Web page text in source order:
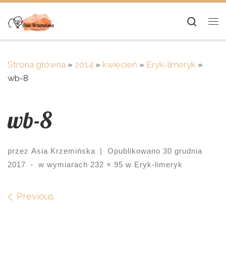
Skip to content
Strona główna » 2014 » kwiecień » Eryk-limeryk »
wb-8
wb-8
przez Asia Krzemińska | Opublikowano 30 grudnia
2017
- w wymiarach 232 × 95 w Eryk-limeryk
Images navigation
Previous